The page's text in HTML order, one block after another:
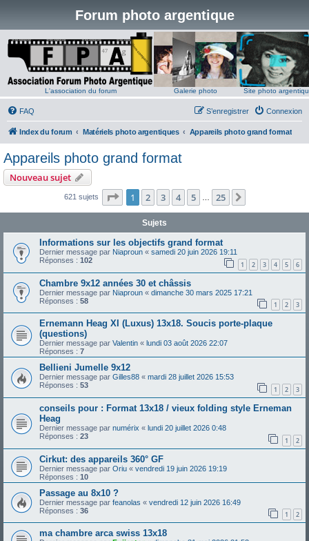
Forum photo argentique
L'association du forum Galerie photo Site photo
FAQ Connexion
S’enregistrer
Index du forum Matériels photo argentiques Appareils photo grand format
Appareils photo grand format
Nouveau sujet
621 sujets Page 1sur25
1 2 3 4 5 25
Sujets
Informations sur les objectifs grand format
Dernier message par Niaproun « samedi 20 juin 2026 19:11
Réponses : 102 1 2 3 4 5 6
Chambre 9x12 années 30 et châssis
Dernier message par Niaproun « dimanche 30 mars 2025 17:21
Réponses : 58 1 2 3
Ernemann Heag XI (Luxus) 13x18. Soucis porte-plaque
(questions)
Dernier message par Valentin « lundi 03 août 2026 22:07
Réponses : 7
Bellieni Jumelle 9x12
Dernier message par Gilles88 « mardi 28 juillet 2026 15:53
Réponses : 53 1 2 3
conseils pour : Format 13x18 / vieux folding style Erneman
Heag
Dernier message par numérix « lundi 20 juillet 2026 0:48
Réponses : 23 1 2
Cirkut: des appareils 360° GF
Dernier message par Oriu « vendredi 19 juin 2026 19:19
Réponses : 10
Passage au 8x10 ?
Dernier message par feanolas « vendredi 12 juin 2026 16:49
Réponses : 36 1 2
ma chambre arca swiss 13x18